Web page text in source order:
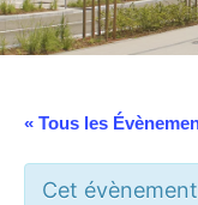
« Tous les
Cet